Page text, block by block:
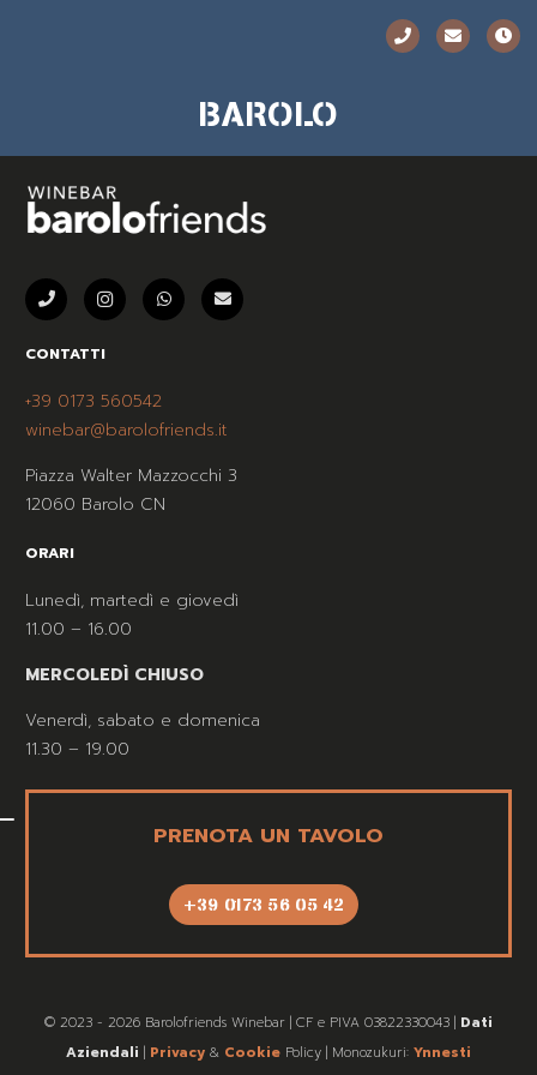
BAROLO
CONTATTI
+39 0173 560542
winebar@barolofriends.it
Piazza Walter Mazzocchi 3
12060 Barolo CN
ORARI
Lunedì, martedì e giovedì
11.00 – 16.00
MERCOLEDÌ CHIUSO
Venerdì, sabato e domenica
11.30 – 19.00
PRENOTA UN TAVOLO
+39 0173 56 05 42
© 2023 - 2026 Barolofriends Winebar | CF e PIVA 03822330043 | Dati
Aziendali | Privacy & Cookie Policy | Monozukuri: Ynnesti